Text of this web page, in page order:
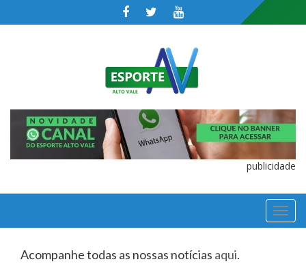
publicidade
Acompanhe todas as nossas notícias aqui.